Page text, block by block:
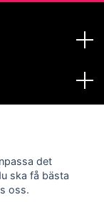
det
ska få bästa
oss.